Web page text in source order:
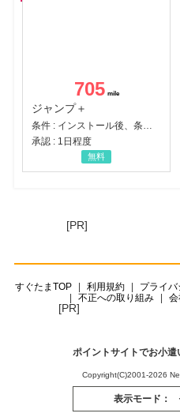
705
ジャンプ＋
承認 : 1日程度
無料
[PR]
すぐたまTOP 利用規約 プライ
不正への取り組み
会
[PR]
ポイントサイトでお小遣
Copyright(C)2001-2026
表示モード：